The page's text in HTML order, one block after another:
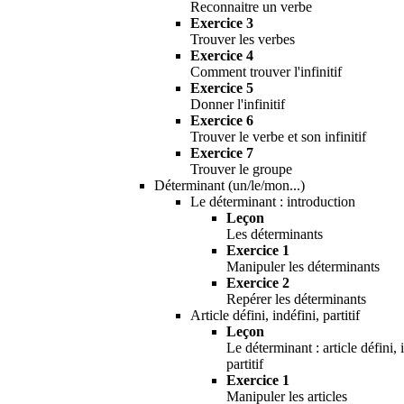
Reconnaitre un verbe
Exercice 3
Trouver les verbes
Exercice 4
Comment trouver l'infinitif
Exercice 5
Donner l'infinitif
Exercice 6
Trouver le verbe et son infinitif
Exercice 7
Trouver le groupe
Déterminant (un/le/mon...)
Le déterminant : introduction
Leçon
Les déterminants
Exercice 1
Manipuler les déterminants
Exercice 2
Repérer les déterminants
Article défini, indéfini, partitif
Leçon
Le déterminant : article défini,
partitif
Exercice 1
Manipuler les articles